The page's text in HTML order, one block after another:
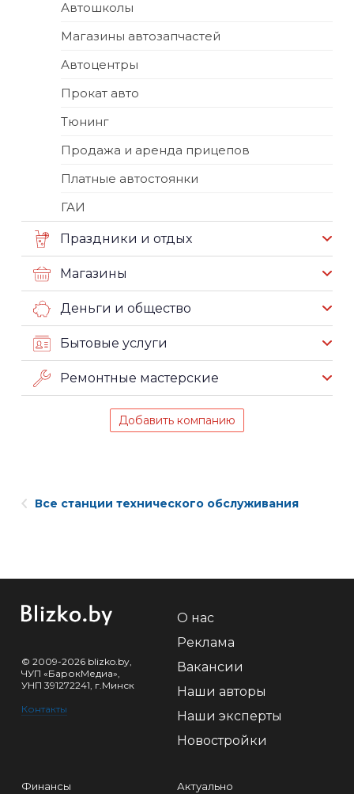
Автошколы
Магазины автозапчастей
Автоцентры
Прокат авто
Тюнинг
Продажа и аренда прицепов
Платные автостоянки
ГАИ
Праздники и отдых
Магазины
Деньги и общество
Бытовые услуги
Ремонтные мастерские
Добавить компанию
Все станции технического обслуживания
© 2009-2026 blizko.by,
ЧУП «БарокМедиа»,
УНП 391272241, г.Минск
Контакты
О нас
Реклама
Вакансии
Наши авторы
Наши эксперты
Новостройки
Финансы Актуально